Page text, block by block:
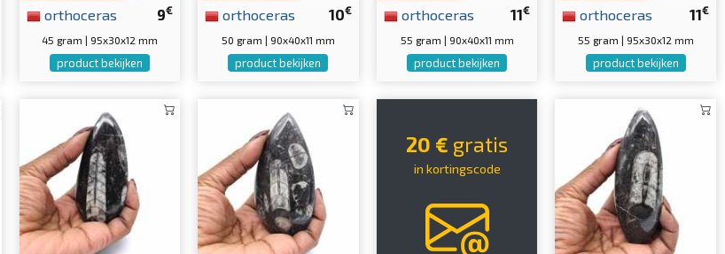
9€
orthoceras
45 gram | 95x30x12 mm
product bekijken
10€
orthoceras
50 gram | 90x40x11 mm
product bekijken
11€
orthoceras
55 gram | 90x40x11 mm
product bekijken
11€
orthoceras
55 gram | 95x30x12 mm
product bekijken
20 € gratis
in kortingscode